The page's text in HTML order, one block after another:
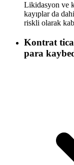
Likidasyon ve
kayıplar da
riskli olarak
Kontrat
para